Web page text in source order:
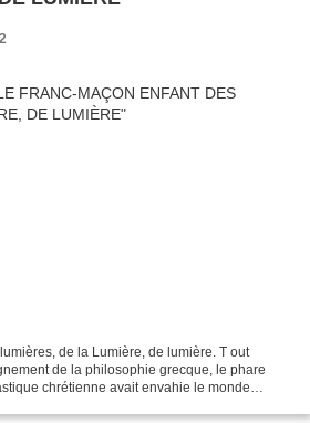
de la Lumière, de lumière. T out
de la philosophie grecque, le phare
chrétienne avait envahie le monde